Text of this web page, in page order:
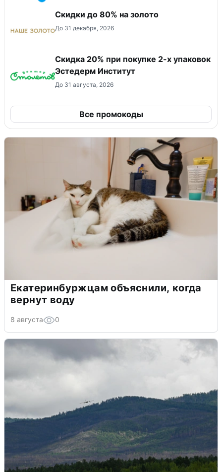
Скидки до 80% на золото
До 31 декабря, 2026
Скидка 20% при покупке 2-х упаковок
Эстедерм Институт
До 31 августа, 2026
Все промокоды
Екатеринбуржцам объяснили, когда
вернут воду
8 августа 0